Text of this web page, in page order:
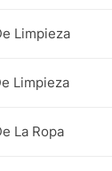
Limpieza
Limpieza
La Ropa